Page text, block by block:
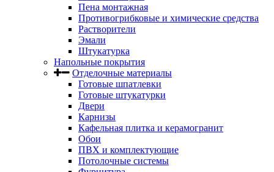
Пена монтажная
Противогрибковые и химические средства
Растворители
Эмали
Штукатурка
Напольные покрытия
Отделочные материалы
Готовые шпатлевки
Готовые штукатурки
Двери
Карнизы
Кафельная плитка и керамогранит
Обои
ПВХ и комплектующие
Потолочные системы